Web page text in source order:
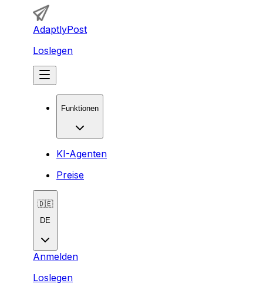
AdaptlyPost
Loslegen
Funktionen
KI-Agenten
Preise
🇩🇪
DE
Anmelden
Loslegen